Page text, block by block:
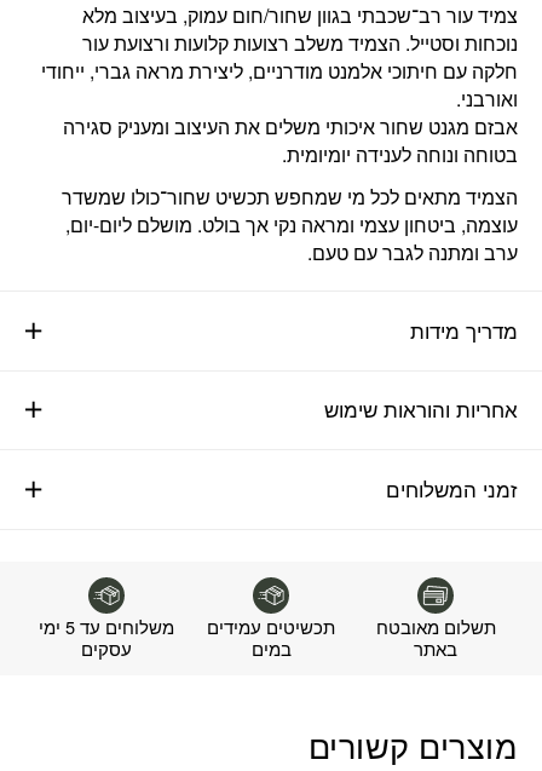
צמיד עור רב־שכבתי בגוון שחור/חום עמוק, בעיצוב מלא
נוכחות וסטייל. הצמיד משלב רצועות קלועות ורצועת עור
חלקה עם חיתוכי אלמנט מודרניים, ליצירת מראה גברי, ייחודי
ואורבני.
אבזם מגנט שחור איכותי משלים את העיצוב ומעניק סגירה
בטוחה ונוחה לענידה יומיומית.
הצמיד מתאים לכל מי שמחפש תכשיט שחור־כולו שמשדר
עוצמה, ביטחון עצמי ומראה נקי אך בולט. מושלם ליום-יום,
ערב ומתנה לגבר עם טעם.
מדריך מידות
אחריות והוראות שימוש
זמני המשלוחים
תשלום מאובטח
באתר
תכשיטים עמידים
במים
משלוחים עד 5 ימי
עסקים
מוצרים קשורים